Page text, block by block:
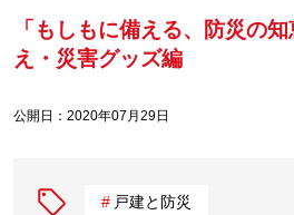
「もしもに備える、防災の
え・災害グッズ編
公開日： 2020年07月29日
戸建と防災